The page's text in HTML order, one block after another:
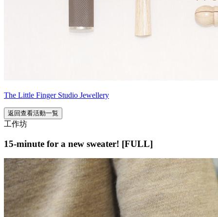
The Little Finger Studio Jewellery
返回查看活動一覧
工作坊
15-minute for a new sweater! [FULL]